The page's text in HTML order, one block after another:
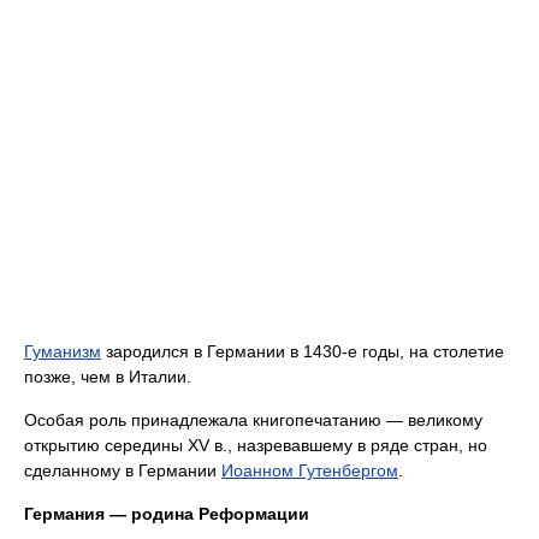
Гуманизм зародился в Германии в 1430-е годы, на столетие
позже, чем в Италии.
Особая роль принадлежала книгопечатанию — великому
открытию середины XV в., назревавшему в ряде стран, но
сделанному в Германии Иоанном Гутенбергом
Германия — родина Реформации